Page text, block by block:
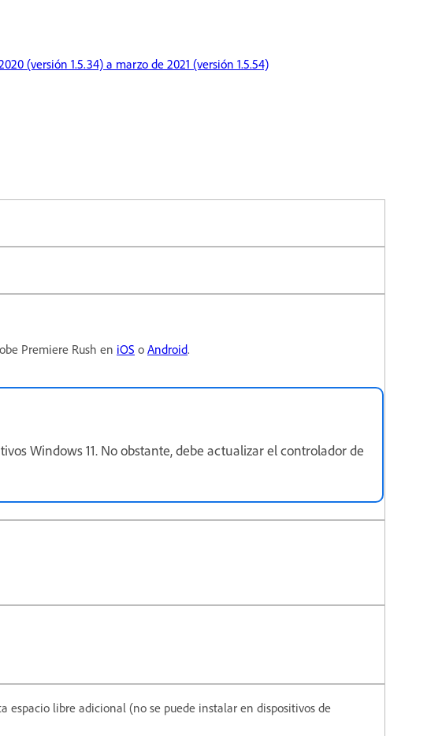
(versión 1.5.34) a marzo de 2021 (versión 1.5.54)
Premiere Rush en iOS o Android.
Windows 11. No obstante, debe actualizar el controlador de
espacio libre adicional (no se puede instalar en dispositivos de